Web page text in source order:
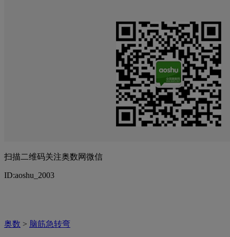
扫描二维码关注奥数网微信
ID:aoshu_2003
奥数 > 脑筋急转弯